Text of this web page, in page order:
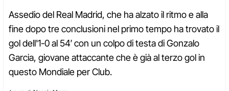
Assedio del Real Madrid, che ha alzato il ritmo e alla
fine dopo tre conclusioni nel primo tempo ha trovato il
gol dell'1-0 al 54′ con un colpo di testa di Gonzalo
Garcia, giovane attaccante che è già al terzo gol in
questo Mondiale per Club.